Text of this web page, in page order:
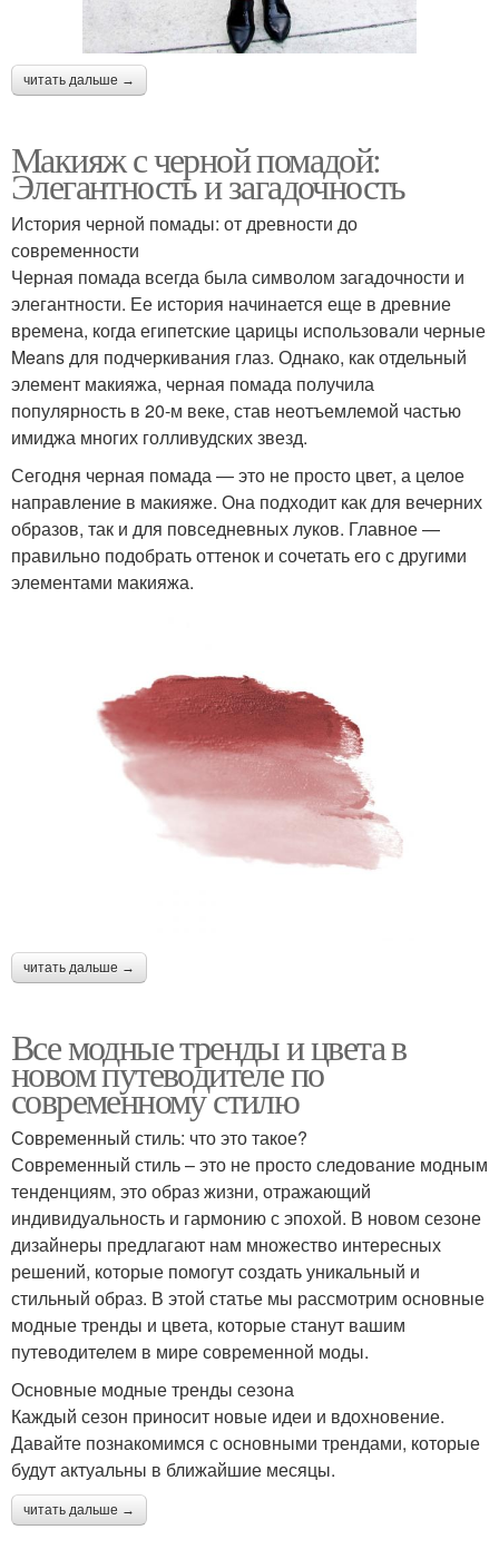
читать дальше →
Макияж с черной помадой:
Элегантность и загадочность
История черной помады: от древности до
современности
Черная помада всегда была символом загадочности и
элегантности. Ее история начинается еще в древние
времена, когда египетские царицы использовали черные
Means для подчеркивания глаз. Однако, как отдельный
элемент макияжа, черная помада получила
популярность в 20-м веке, став неотъемлемой частью
имиджа многих голливудских звезд.
Сегодня черная помада — это не просто цвет, а целое
направление в макияже. Она подходит как для вечерних
образов, так и для повседневных луков. Главное —
правильно подобрать оттенок и сочетать его с другими
элементами макияжа.
читать дальше →
Все модные тренды и цвета в
новом путеводителе по
современному стилю
Современный стиль: что это такое?
Современный стиль – это не просто следование модным
тенденциям, это образ жизни, отражающий
индивидуальность и гармонию с эпохой. В новом сезоне
дизайнеры предлагают нам множество интересных
решений, которые помогут создать уникальный и
стильный образ. В этой статье мы рассмотрим основные
модные тренды и цвета, которые станут вашим
путеводителем в мире современной моды.
Основные модные тренды сезона
Каждый сезон приносит новые идеи и вдохновение.
Давайте познакомимся с основными трендами, которые
будут актуальны в ближайшие месяцы.
читать дальше →